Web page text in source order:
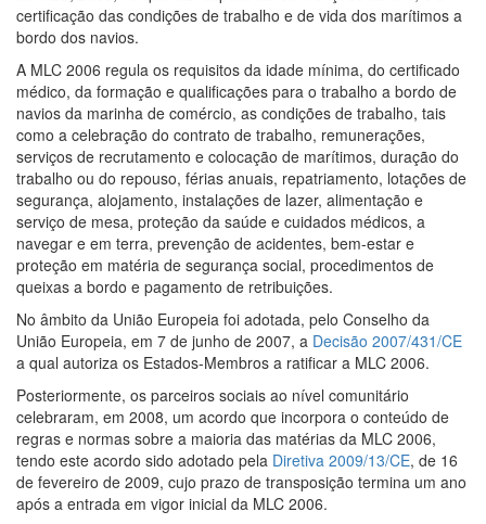
certificação das condições de trabalho e de vida dos marítimos a
bordo dos navios.
A MLC 2006 regula os requisitos da idade mínima, do certificado
médico, da formação e qualificações para o trabalho a bordo de
navios da marinha de comércio, as condições de trabalho, tais
como a celebração do contrato de trabalho, remunerações,
serviços de recrutamento e colocação de marítimos, duração do
trabalho ou do repouso, férias anuais, repatriamento, lotações de
segurança, alojamento, instalações de lazer, alimentação e
serviço de mesa, proteção da saúde e cuidados médicos, a
navegar e em terra, prevenção de acidentes, bem-estar e
proteção em matéria de segurança social, procedimentos de
queixas a bordo e pagamento de retribuições.
No âmbito da União Europeia foi adotada, pelo Conselho da
União Europeia, em 7 de junho de 2007, a Decisão 2007/431/CE
a qual autoriza os Estados-Membros a ratificar a MLC 2006.
Posteriormente, os parceiros sociais ao nível comunitário
celebraram, em 2008, um acordo que incorpora o conteúdo de
regras e normas sobre a maioria das matérias da MLC 2006,
tendo este acordo sido adotado pela Diretiva 2009/13/CE, de 16
de fevereiro de 2009, cujo prazo de transposição termina um ano
após a entrada em vigor inicial da MLC 2006.